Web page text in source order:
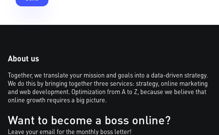
About us
Together, we translate your mission and goals into a data-driven strategy.
We do this by bringing together three services: strategy, online marketing
and web development. Optimization from A to Z, because we believe that
online growth requires a big picture.
Want to become a boss online?
Leave your email for the monthly boss letter!